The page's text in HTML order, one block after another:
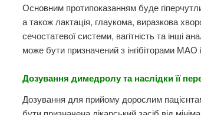
Основним протипоказанням буде
а також лактація, глаукома, виразкова
сечостатевої системи, вагітність та інші
може бути призначений з інгібіторами
Дозування димедролу та наслідки її
Дозування для прийому дорослим